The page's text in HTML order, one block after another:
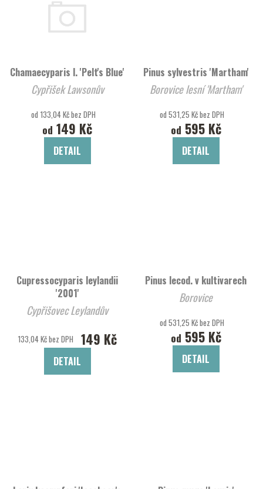
Chamaecyparis l. 'Pelt's Blue'
Cypřišek Lawsonův
od 133,04 Kč bez DPH
od 149 Kč
DETAIL
Pinus sylvestris 'Martham'
Borovice lesní 'Martham'
od 531,25 Kč bez DPH
od 595 Kč
DETAIL
Cupressocyparis leylandii
'2001'
Cypřišovec Leylandův
133,04 Kč bez DPH 149 Kč
DETAIL
Pinus lecod. v kultivarech
Borovice
od 531,25 Kč bez DPH
od 595 Kč
DETAIL